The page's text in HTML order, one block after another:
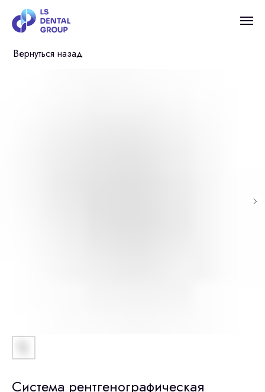
Вернуться назад
Система рентгенографическая